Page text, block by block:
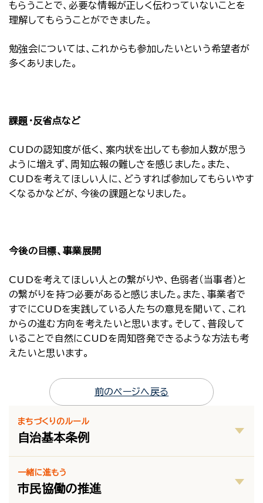
もらうことで、必要な情報が正しく伝わっていないことを
理解してもらうことができました。
勉強会については、これからも参加したいという希望者が
多くありました。
課題・反省点など
CUDの認知度が低く、案内状を出しても参加人数が思う
ように増えず、周知広報の難しさを感じました。また、
CUDを考えてほしい人に、どうすれば参加してもらいやす
くなるかなどが、今後の課題となりました。
今後の目標、事業展開
CUDを考えてほしい人との繋がりや、色弱者（当事者）と
の繋がりを持つ必要があると感じました。また、事業者で
すでにCUDを実践している人たちの意見を聞いて、これ
からの進む方向を考えたいと思います。そして、普段して
いることで自然にCUDを周知啓発できるような方法も考
えたいと思います。
前のページへ戻る
まちづくりのルール
自治基本条例
一緒に進もう
市民協働の推進